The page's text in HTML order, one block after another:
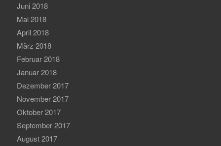
Juni 2018
Mai 2018
April 2018
März 2018
Februar 2018
Januar 2018
Dezember 2017
November 2017
Oktober 2017
September 2017
August 2017